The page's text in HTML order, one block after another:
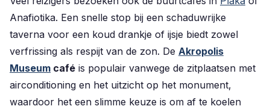
Anafiotika. Een snelle stop bij een schaduwrijke
taverna voor een koud drankje of ijsje biedt zowel
verfrissing als respijt van de zon. De Akropolis
Museum café is populair vanwege de zitplaatsen met
airconditioning en het uitzicht op het monument,
waardoor het een slimme keuze is om af te koelen